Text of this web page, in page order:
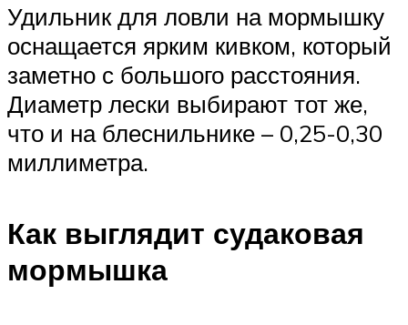
Удильник для ловли на мормышку
оснащается ярким кивком, который
заметно с большого расстояния.
Диаметр лески выбирают тот же,
что и на блеснильнике – 0,25-0,30
миллиметра.
Как выглядит судаковая
мормышка